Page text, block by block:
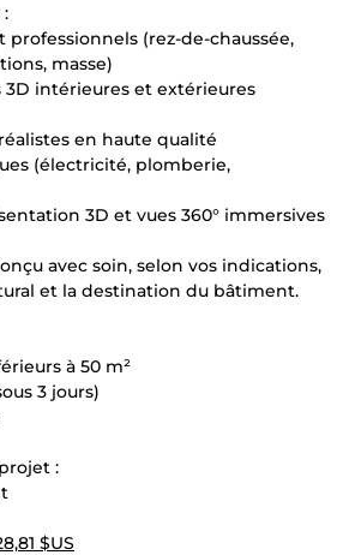
professionnels (rez-de-chaussée,
masse)
3D intérieures et extérieures
en haute qualité
(électricité, plomberie,
3D et vues 360° immersives
avec soin, selon vos indications,
et la destination du bâtiment.
à 50 m²
3 jours)
:
$US